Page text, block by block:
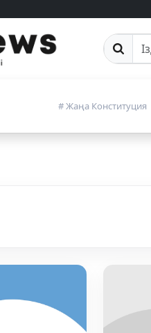
Сайттан
# Жаңа Конституция